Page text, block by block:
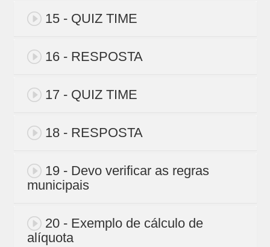
15 - QUIZ TIME
16 - RESPOSTA
17 - QUIZ TIME
18 - RESPOSTA
19 - Devo verificar as regras
municipais
20 - Exemplo de cálculo de
alíquota